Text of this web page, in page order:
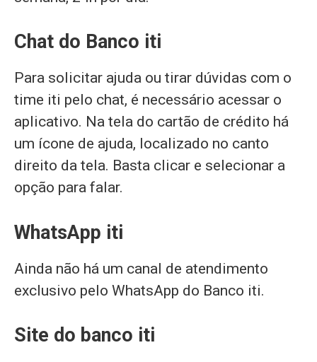
Chat do Banco iti
Para solicitar ajuda ou tirar dúvidas com o
time iti pelo chat, é necessário acessar o
aplicativo. Na tela do cartão de crédito há
um ícone de ajuda, localizado no canto
direito da tela. Basta clicar e selecionar a
opção para falar.
WhatsApp iti
Ainda não há um canal de atendimento
exclusivo pelo WhatsApp do Banco iti.
Site do banco iti